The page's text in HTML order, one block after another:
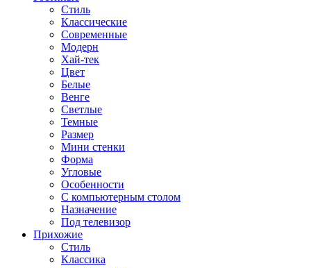
Стиль
Классические
Современные
Модерн
Хай-тек
Цвет
Белые
Венге
Светлые
Темные
Размер
Мини стенки
Форма
Угловые
Особенности
С компьютерным столом
Назначение
Под телевизор
Прихожие
Стиль
Классика